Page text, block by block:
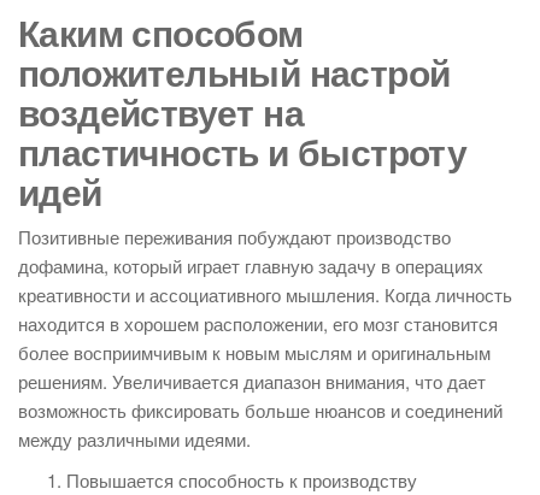
Каким способом
положительный настрой
воздействует на
пластичность и быстроту
идей
Позитивные переживания побуждают производство
дофамина, который играет главную задачу в операциях
креативности и ассоциативного мышления. Когда личность
находится в хорошем расположении, его мозг становится
более восприимчивым к новым мыслям и оригинальным
решениям. Увеличивается диапазон внимания, что дает
возможность фиксировать больше нюансов и соединений
между различными идеями.
Повышается способность к производству